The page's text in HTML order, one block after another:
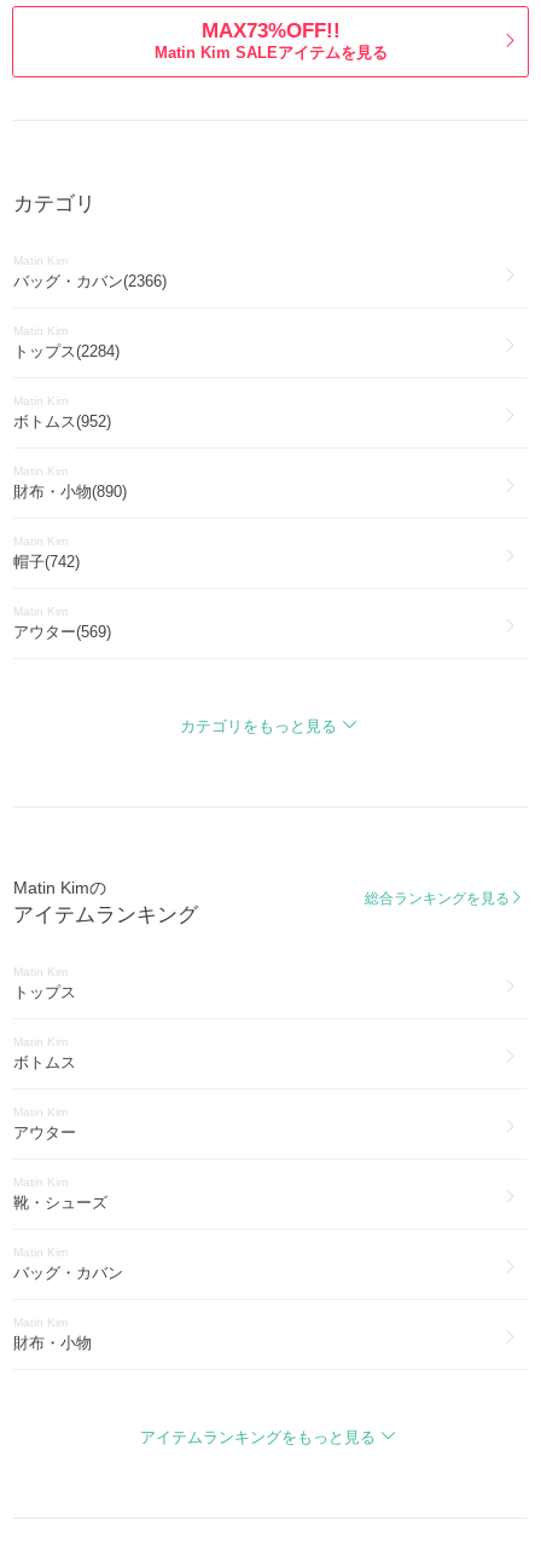
MAX73%OFF!!
Matin Kim SALEアイテムを見る
カテゴリ
Matin Kim
バッグ・カバン(2366)
Matin Kim
トップス(2284)
Matin Kim
ボトムス(952)
Matin Kim
財布・小物(890)
Matin Kim
帽子(742)
Matin Kim
アウター(569)
Matin Kim
アクセサリー(57)
ワンピース・オールインワン(55)
アイウェア(43)
スマホケース・テックアクセサリー(20)
ブーツ(9)
その他ファッション(1)
カテゴリをもっと見る
Matin Kimの
アイテムランキング
総合ランキングを見る
Matin Kim
トップス
Matin Kim
ボトムス
Matin Kim
アウター
Matin Kim
靴・シューズ
Matin Kim
バッグ・カバン
Matin Kim
財布・小物
アイテムランキングをもっと見る